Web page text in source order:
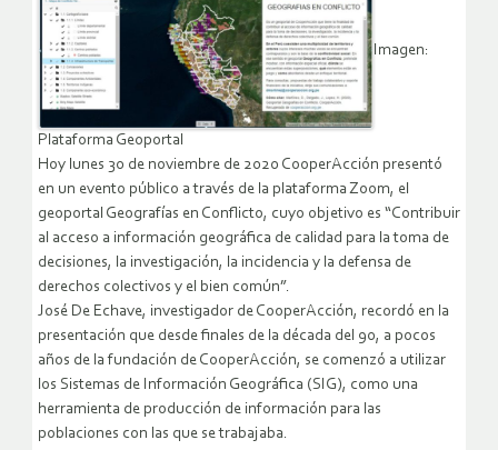
Imagen:
Plataforma Geoportal
Hoy lunes 30 de noviembre de 2020 CooperAcción presentó
en un evento público a través de la plataforma Zoom, el
geoportal Geografías en Conflicto, cuyo objetivo es “Contribuir
al acceso a información geográfica de calidad para la toma de
decisiones, la investigación, la incidencia y la defensa de
derechos colectivos y el bien común”.
José De Echave, investigador de CooperAcción, recordó en la
presentación que desde finales de la década del 90, a pocos
años de la fundación de CooperAcción, se comenzó a utilizar
los Sistemas de Información Geográfica (SIG), como una
herramienta de producción de información para las
poblaciones con las que se trabajaba.